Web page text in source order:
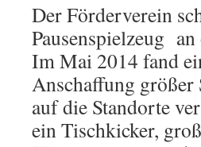
Der Förderverein
Pausenspielzeug
Im Mai 2014 fand
Anschaffung größer
auf die Standorte
ein Tischkicker,